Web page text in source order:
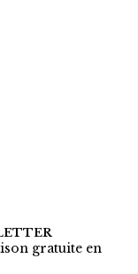
gratuite en